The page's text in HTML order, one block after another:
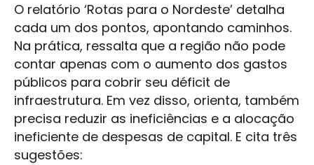
O relatório ‘Rotas para o Nordeste’ detalha
cada um dos pontos, apontando caminhos.
Na prática, ressalta que a região não pode
contar apenas com o aumento dos gastos
públicos para cobrir seu déficit de
infraestrutura. Em vez disso, orienta, também
precisa reduzir as ineficiências e a alocação
ineficiente de despesas de capital. E cita três
sugestões: